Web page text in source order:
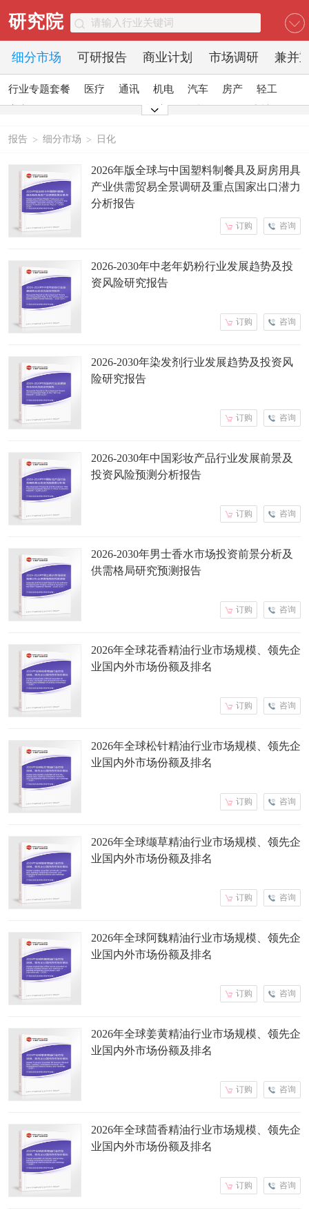
研究院
细分市场 可研报告 商业计划 市场调研 兼并
行业专题套餐 医疗 通讯 机电 汽车 房产
轻工
酒店
报告 > 细分市场 > 日化
2026年版全球与中国塑料制餐具及厨房用具
产业供需贸易全景调研及重点国家出口潜力
分析报告
咨询
订购
2026-2030年中老年奶粉行业发展趋势及投
资风险研究报告
咨询
订购
2026-2030年染发剂行业发展趋势及投资风
险研究报告
咨询
订购
2026-2030年中国彩妆产品行业发展前景及
投资风险预测分析报告
咨询
订购
2026-2030年男士香水市场投资前景分析及
供需格局研究预测报告
咨询
订购
2026年全球花香精油行业市场规模、领先企
业国内外市场份额及排名
咨询
订购
2026年全球松针精油行业市场规模、领先企
业国内外市场份额及排名
咨询
订购
2026年全球缬草精油行业市场规模、领先企
业国内外市场份额及排名
咨询
订购
2026年全球阿魏精油行业市场规模、领先企
业国内外市场份额及排名
咨询
订购
2026年全球姜黄精油行业市场规模、领先企
业国内外市场份额及排名
咨询
订购
2026年全球茴香精油行业市场规模、领先企
业国内外市场份额及排名
咨询
订购